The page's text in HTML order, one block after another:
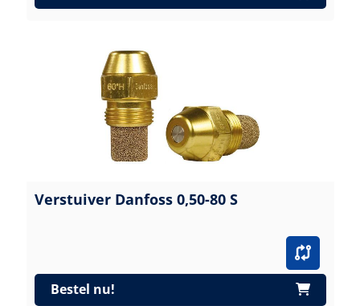
Verstuiver Danfoss 0,50-80 S
Bestel nu!